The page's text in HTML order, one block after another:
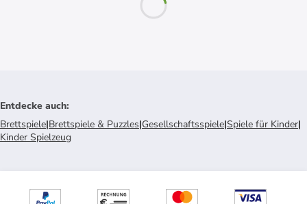
Entdecke auch:
Brettspiele|Brettspiele & Puzzles|Gesellschaftsspiele|Spiele für Kinder|
Kinder Spielzeug